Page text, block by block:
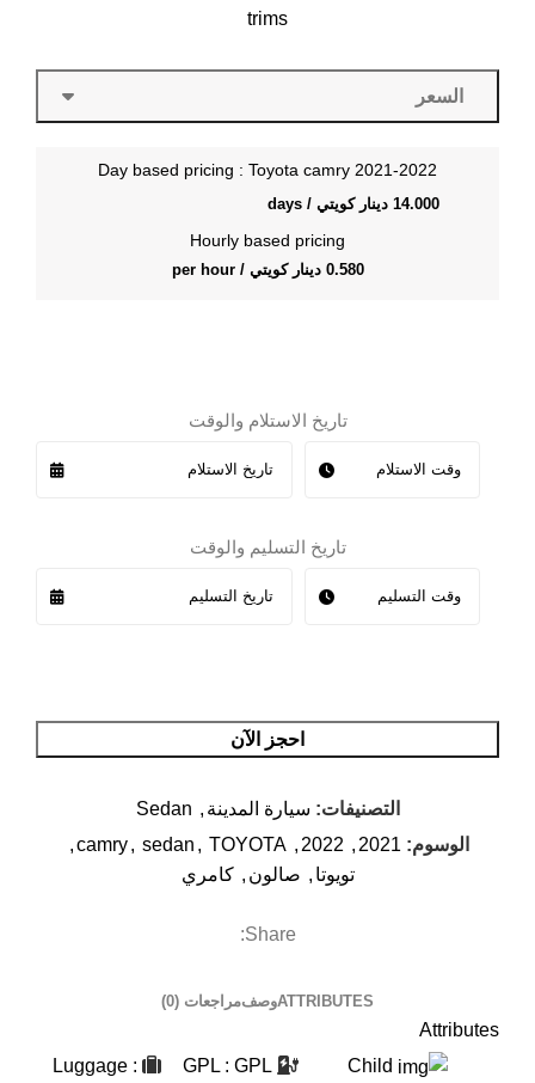
trims
Day based pricing : Toyota camry 2021-2022
14.000 دينار كويتي / days
Hourly based pricing
0.580 دينار كويتي/ per hour
تاريخ الاستلام والوقت
تاريخ التسليم والوقت
احجز الآن
التصنيفات: سيارة المدينة ,
Sedan
الوسوم: 2021
,
2022
,
camry , sedan , TOYOTA
,
تويوتا , صالون , كامري
Share:
ATTRIBUTESوصفمراجعات (0)
Attributes
Luggage :
GPL : GPL
Child